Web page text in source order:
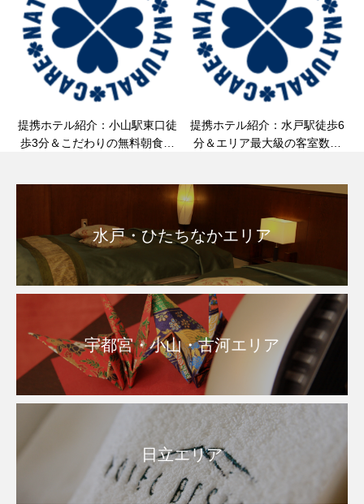
提携ホテル紹介：小山駅東口徒
歩3分＆こだわりの無料朝食！
提携ホテル紹介：水戸駅徒歩6
分＆エリア最大級の客室数！
水戸・ひたちなかエリア
宇都宮・小山・古河エリア
日立エリア